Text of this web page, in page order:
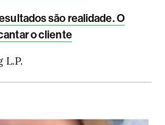
são realidade. O
o cliente